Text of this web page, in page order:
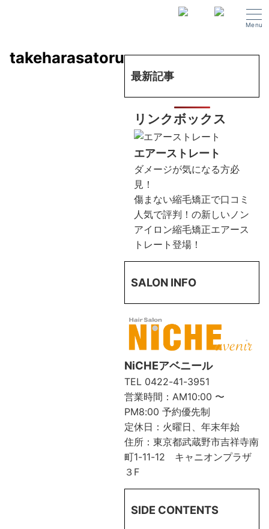
Menu
takeharasatoru
最新記事
リンクボックス
エアーストレート
ダメージが気になる方必
見！
傷まない縮毛矯正で口コミ
人気で評判！の新しいノン
アイロン縮毛矯正エアース
トレート登場！
SALON INFO
NiCHEアベニール
TEL 0422-41-3951
営業時間：AM10:00 〜
PM8:00 予約優先制
定休日：火曜日、年末年始
住所：東京都武蔵野市吉祥寺南
町1-11-12 キャニオンプラザ
３F
SIDE CONTENTS